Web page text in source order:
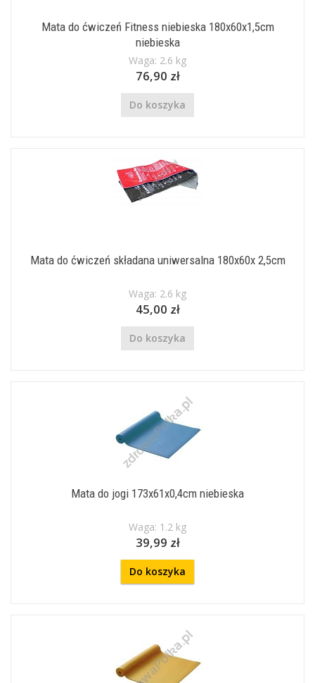
Mata do ćwiczeń Fitness niebieska 180x60x1,5cm
niebieska
Waga: 2.6 kg
76,90 zł
Do koszyka
Mata do ćwiczeń składana uniwersalna 180x60x 2,5cm
Waga: 2.6 kg
45,00 zł
Do koszyka
Mata do jogi 173x61x0,4cm niebieska
Waga: 1.2 kg
39,99 zł
Do koszyka